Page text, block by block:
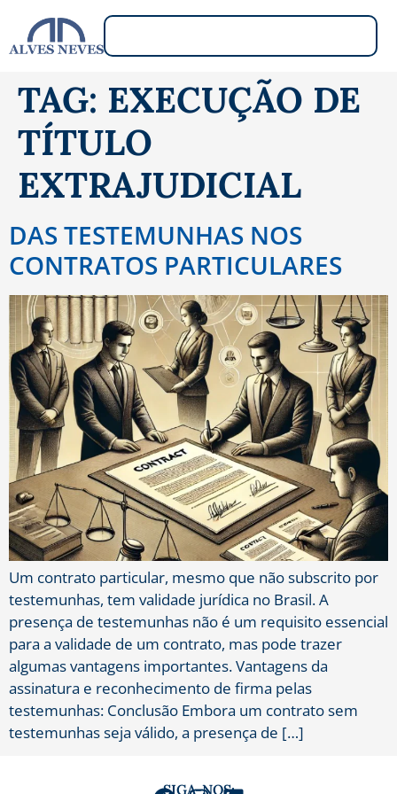
TAG: EXECUÇÃO DE
TÍTULO
EXTRAJUDICIAL
DAS TESTEMUNHAS NOS
CONTRATOS PARTICULARES
Um contrato particular, mesmo que não subscrito por
testemunhas, tem validade jurídica no Brasil. A
presença de testemunhas não é um requisito essencial
para a validade de um contrato, mas pode trazer
algumas vantagens importantes. Vantagens da
assinatura e reconhecimento de firma pelas
testemunhas: Conclusão Embora um contrato sem
testemunhas seja válido, a presença de […]
SIGA-NOS: